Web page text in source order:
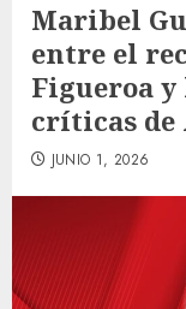
Maribel
entre el
Figueroa
críticas de
JUNIO 1, 2026